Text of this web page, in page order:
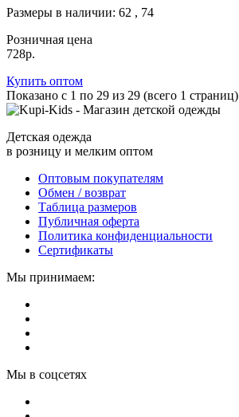
Размеры в наличии: 62 , 74
Розничная цена
728р.
Купить оптом
Показано с 1 по 29 из 29 (всего 1 страниц)
Детская одежда
в розницу и мелким оптом
Оптовым покупателям
Обмен / возврат
Таблица размеров
Публичная оферта
Политика конфиденциальности
Сертификаты
Мы принимаем:
Мы в соцсетях